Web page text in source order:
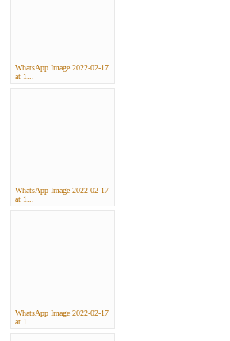
WhatsApp Image 2022-02-17
at 1...
WhatsApp Image 2022-02-17
at 1...
WhatsApp Image 2022-02-17
at 1...